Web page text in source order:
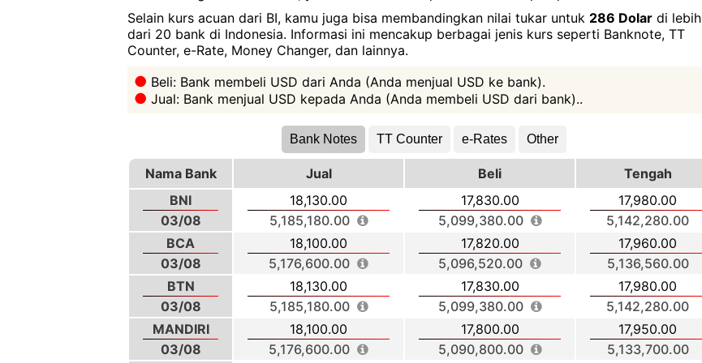
Selain kurs acuan dari BI, kamu juga bisa membandingkan nilai tukar untuk 286 Dolar di lebih
dari 20 bank di Indonesia. Informasi ini mencakup berbagai jenis kurs seperti Banknote, TT
Counter, e-Rate, Money Changer, dan lainnya.
Beli: Bank membeli USD dari Anda (Anda menjual USD ke bank).
Jual: Bank menjual USD kepada Anda (Anda membeli USD dari bank)..
Bank Notes TT Counter e-Rates Other
Nama Bank Jual Beli
Tengah
BNI
03/08
18,130.00
5,185,180.00
17,830.00
5,099,380.00
17,980.00
5,142,280.00
BCA
03/08
18,100.00
5,176,600.00
17,820.00
5,096,520.00
17,960.00
5,136,560.00
BTN
03/08
18,130.00
5,185,180.00
17,830.00
5,099,380.00
17,980.00
5,142,280.00
MANDIRI
03/08
18,100.00
5,176,600.00
17,800.00
5,090,800.00
17,950.00
5,133,700.00